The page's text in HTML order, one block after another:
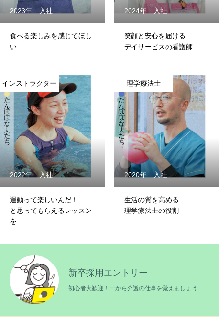
TOP ようこそたんぽぽへ
MESSAGE
RECRUIT
ENTRY
2023年 入社
食べる楽しみを感じてほし
い
2024年 入社
笑顔と安心を届ける
デイサービスの看護師
インストラクター
2022年 入社
運動って楽しいんだ！
と思ってもらえるレッスン
を
理学療法士
2020年 入社
生活の質を高める
理学療法士の役割
新卒採用エントリー
初心者大歓迎！一から介護の仕事を覚えましょう